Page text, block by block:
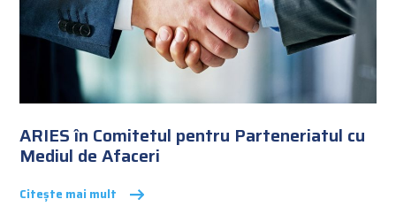
ARIES în Comitetul pentru Parteneriatul cu
Mediul de Afaceri
Citește mai mult